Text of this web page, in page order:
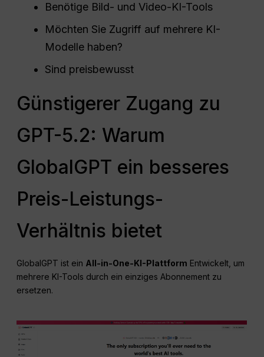
Benötige Bild- und Video-KI-Tools
Möchten Sie Zugriff auf mehrere KI-
Modelle haben?
Sind preisbewusst
Günstigerer Zugang zu
GPT-5.2: Warum
GlobalGPT ein besseres
Preis-Leistungs-
Verhältnis bietet
GlobalGPT ist ein All-in-One-KI-Plattform Entwickelt, um
mehrere KI-Tools durch ein einziges Abonnement zu
ersetzen.